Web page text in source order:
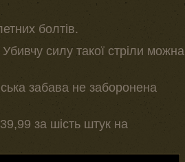
болтів.
силу такої стріли можна
забава не заборонена
за шість штук на